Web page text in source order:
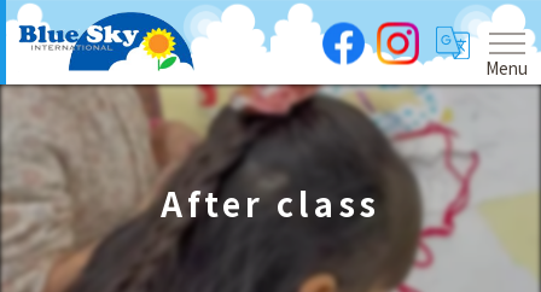
Menu
After class